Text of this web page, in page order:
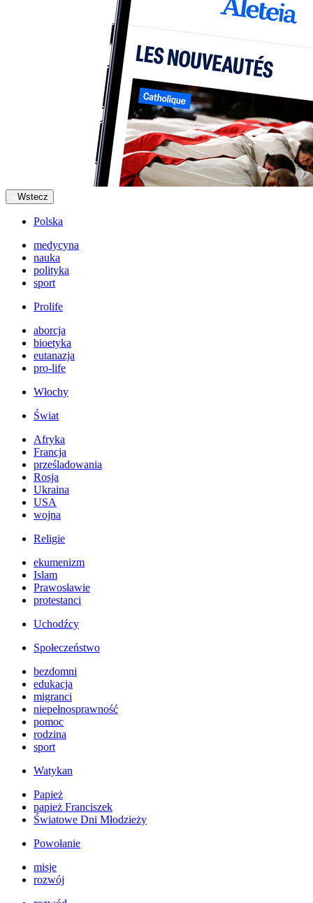
Wstecz
Polska
medycyna
nauka
polityka
sport
Prolife
aborcja
bioetyka
eutanazja
pro-life
Włochy
Świat
Afryka
Francja
prześladowania
Rosja
Ukraina
USA
wojna
Religie
ekumenizm
Islam
Prawosławie
protestanci
Uchodźcy
Społeczeństwo
bezdomni
edukacja
migranci
niepełnosprawność
pomoc
rodzina
sport
Watykan
Papież
papież Franciszek
Światowe Dni Młodzieży
Powołanie
misje
rozwój